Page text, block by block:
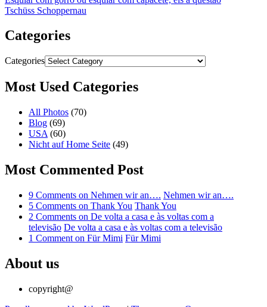
Tschüss Schoppernau
Categories
Categories
Most Used Categories
All Photos (70)
Blog (69)
USA (60)
Nicht auf Home Seite (49)
Most Commented Post
9 Comments on Nehmen wir an…. Nehmen wir an….
5 Comments on Thank You Thank You
2 Comments on De volta a casa e às voltas com a
televisão De volta a casa e às voltas com a televisão
1 Comment on Für Mimi Für Mimi
About us
copyright@